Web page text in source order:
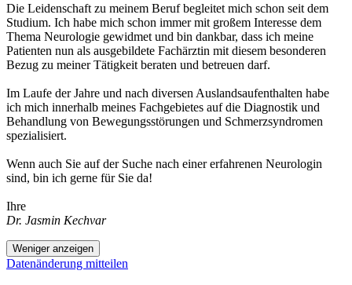
Die Leidenschaft zu meinem Beruf begleitet mich schon seit dem
Studium. Ich habe mich schon immer mit großem Interesse dem
Thema Neurologie gewidmet und bin dankbar, dass ich meine
Patienten nun als ausgebildete Fachärztin mit diesem besonderen
Bezug zu meiner Tätigkeit beraten und betreuen darf.
Im Laufe der Jahre und nach diversen Auslandsaufenthalten habe
ich mich innerhalb meines Fachgebietes auf die Diagnostik und
Behandlung von Bewegungsstörungen und Schmerzsyndromen
spezialisiert.
Wenn auch Sie auf der Suche nach einer erfahrenen Neurologin
sind, bin ich gerne für Sie da!
Ihre
Dr. Jasmin Kechvar
Weniger anzeigen
Datenänderung mitteilen